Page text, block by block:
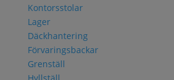
Kontorsstolar
Lager
Däckhantering
Förvaringsbackar
Grenställ